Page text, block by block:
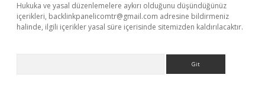
Hukuka ve yasal düzenlemelere aykırı olduğunu düşündüğünüz
içerikleri, backlinkpanelicomtr@gmail.com adresine bildirmeniz
halinde, ilgili içerikler yasal süre içerisinde sitemizden kaldırılacaktır.